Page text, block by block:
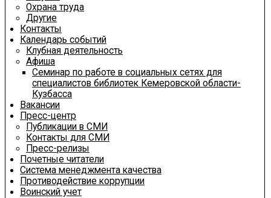
Охрана труда
Другие
Контакты
Календарь событий
Клубная деятельность
Афиша
Семинар по работе в социальных сетях для
специалистов библиотек Кемеровской области-
Кузбасса
Вакансии
Пресс-центр
Публикации в СМИ
Контакты для СМИ
Пресс-релизы
Почетные читатели
Система менеджмента качества
Противодействие коррупции
Воинский учет